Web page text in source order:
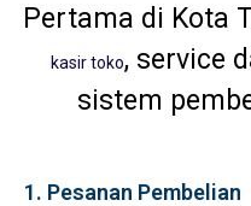
Pertama di Kota
kasir toko, service
sistem
1. Pesanan Pembelian